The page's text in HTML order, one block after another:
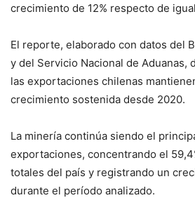
crecimiento de 12% respecto de
El reporte, elaborado con datos del
y del Servicio Nacional de Aduanas,
las exportaciones chilenas
crecimiento sostenida desde 2020.
La minería continúa siendo el
exportaciones, concentrando el
totales del país y registrando un
durante el período analizado.